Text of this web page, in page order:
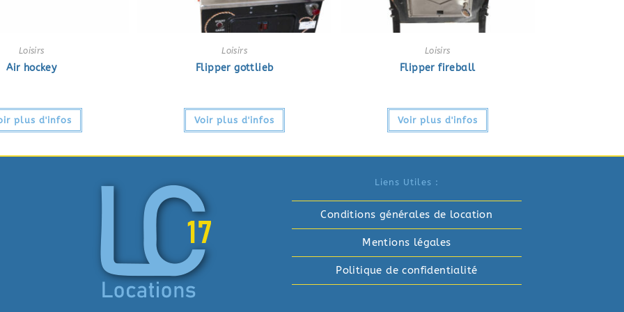
Loisirs
Air hockey
plus d'infos
Loisirs
Flipper gottlieb
Voir plus d'infos
Loisirs
Flipper fireball
Voir plus d'infos
Liens Utiles :
Conditions générales de location
Mentions légales
Politique de confidentialité